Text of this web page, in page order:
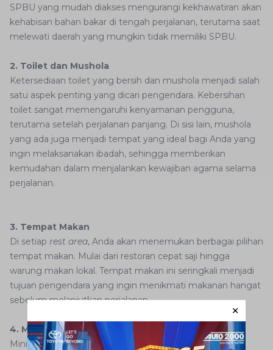
SPBU yang mudah diakses mengurangi kekhawatiran akan
kehabisan bahan bakar di tengah perjalanan, terutama saat
melewati daerah yang mungkin tidak memiliki SPBU.
2. Toilet dan Mushola
Ketersediaan toilet yang bersih dan mushola menjadi salah
satu aspek penting yang dicari pengendara. Kebersihan
toilet sangat memengaruhi kenyamanan pengguna,
terutama setelah perjalanan panjang. Di sisi lain, mushola
yang ada juga menjadi tempat yang ideal bagi Anda yang
ingin melaksanakan ibadah, sehingga memberikan
kemudahan dalam menjalankan kewajiban agama selama
perjalanan.
3. Tempat Makan
Di setiap rest area, Anda akan menemukan berbagai pilihan
tempat makan. Mulai dari restoran cepat saji hingga
warung makan lokal. Tempat makan ini seringkali menjadi
tujuan pengendara yang ingin menikmati makanan hangat
sebelum melanjutkan perjalanan.
4. Minimarket
Minimarket direst area
sangat membantu pengendara